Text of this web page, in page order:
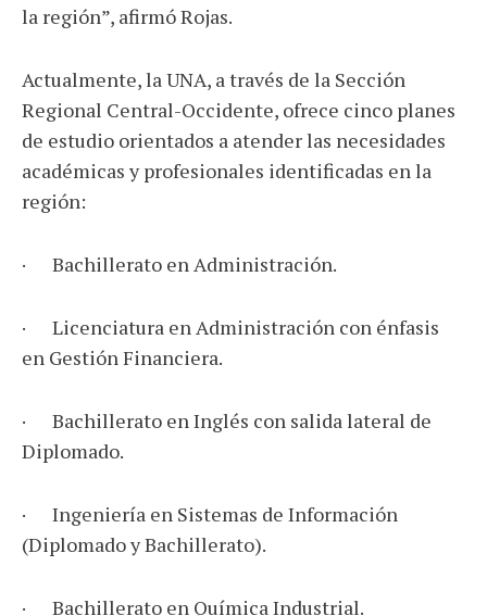
la región”, afirmó Rojas.
Actualmente, la UNA, a través de la Sección
Regional Central-Occidente, ofrece cinco planes
de estudio orientados a atender las necesidades
académicas y profesionales identificadas en la
región:
· Bachillerato en Administración.
· Licenciatura en Administración con énfasis
en Gestión Financiera.
· Bachillerato en Inglés con salida lateral de
Diplomado.
· Ingeniería en Sistemas de Información
(Diplomado y Bachillerato).
· Bachillerato en Química Industrial.